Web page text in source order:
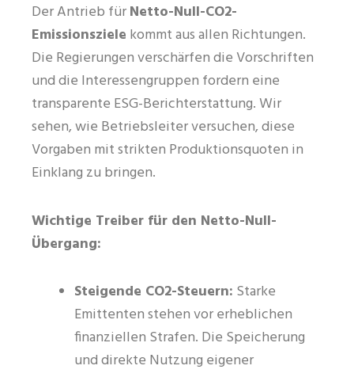
Der Antrieb fürNetto-Null-CO2-
Emissionsziele kommt aus allen Richtungen.
Die Regierungen verschärfen die Vorschriften
und die Interessengruppen fordern eine
transparente ESG-Berichterstattung. Wir
sehen, wie Betriebsleiter versuchen, diese
Vorgaben mit strikten Produktionsquoten in
Einklang zu bringen.
Wichtige Treiber für den Netto-Null-
Übergang:
Steigende CO2-Steuern: Starke
Emittenten stehen vor erheblichen
finanziellen Strafen. Die Speicherung
und direkte Nutzung eigener